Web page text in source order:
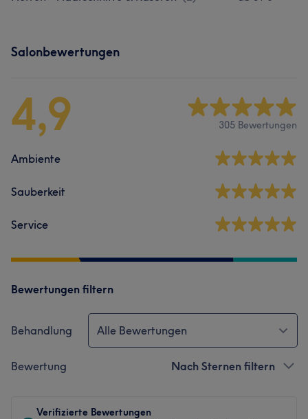
Salonbewertungen
4,9 305 Bewertungen
Ambiente
Sauberkeit
Service
Bewertungen filtern
Behandlung Alle Bewertungen
Bewertung Nach Sternen filtern
Verifizierte Bewertungen